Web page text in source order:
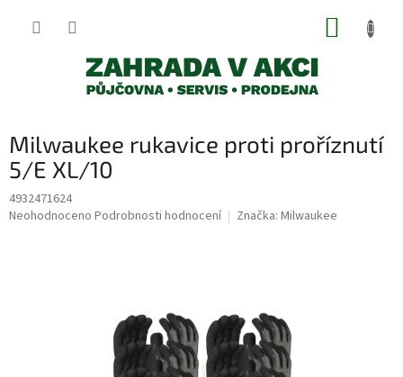
Milwaukee rukavice proti proříznutí
5/E XL/10
4932471624
Průměrné
Neohodnoceno Podrobnosti hodnocení Značka: Milwaukee